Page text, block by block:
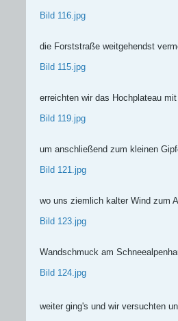
Bild 116.jpg
die Forststraße weitgehendst
Bild 115.jpg
erreichten wir das Hochplateau
Bild 119.jpg
um anschließend zum kleinen
Bild 121.jpg
wo uns ziemlich kalter Wind zum
Bild 123.jpg
Wandschmuck am
Bild 124.jpg
weiter ging's und wir versuchten